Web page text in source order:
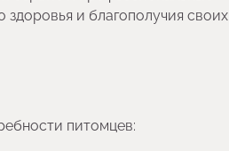
и благополучия своих
питомцев: